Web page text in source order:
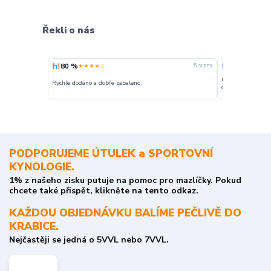
Řekli o nás
80 %★★★★☆ 5. srpna
Rychle dodáno a dobře zabaleno.
nakupuji
o stavu
PODPORUJEME ÚTULEK a SPORTOVNÍ
KYNOLOGIE.
1% z našeho zisku putuje na pomoc pro mazlíčky. Pokud
chcete také přispět, klikněte na tento odkaz.
KAŽDOU OBJEDNÁVKU BALÍME PEČLIVĚ DO
KRABICE.
Nejčastěji se jedná o 5VVL nebo 7VVL.